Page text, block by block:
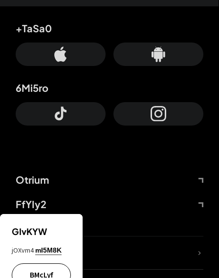
Otrium
FfYIy2
+TaSa0
6Mi5ro
DDcvSo
GIvKYW
jOXvm4 mI5M8K
BMcLyf